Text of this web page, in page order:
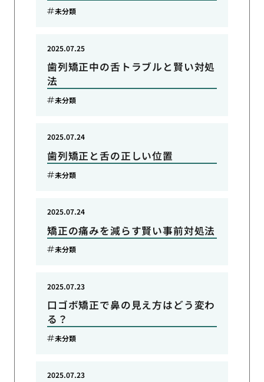
未分類
歯列矯正中の舌トラブルと賢い対処
法
2025.07.25
未分類
歯列矯正と舌の正しい位置
2025.07.24
未分類
矯正の痛みを減らす賢い事前対処法
2025.07.24
未分類
口ゴボ矯正で鼻の見え方はどう変わ
る？
2025.07.23
未分類
2025.07.23